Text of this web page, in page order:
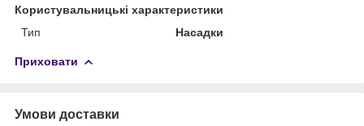
Користувальницькі характеристики
Тип
Насадки
Приховати
Умови доставки